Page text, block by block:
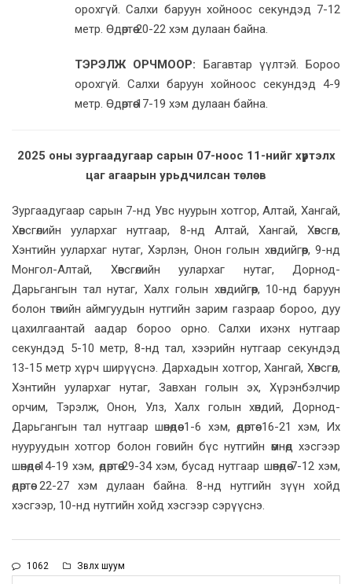
орохгүй. Салхи баруун хойноос секундэд 7-12
метр. Өдөртөө 20-22 хэм дулаан байна.
ТЭРЭЛЖ ОРЧМООР: Багавтар үүлтэй. Бороо
орохгүй. Салхи баруун хойноос секундэд 4-9
метр. Өдөртөө 17-19 хэм дулаан байна.
2025 оны зургаадугаар сарын 07-ноос 11-нийг хүртэлх
цаг агаарын урьдчилсан төлөв
Зургаадугаар сарын 7-нд Увс нуурын хотгор, Алтай, Хангай,
Хөвсгөлийн уулархаг нутгаар, 8-нд Алтай, Хангай, Хөвсгөл,
Хэнтийн уулархаг нутаг, Хэрлэн, Онон голын хөндийгөөр, 9-нд
Монгол-Алтай, Хөвсгөлийн уулархаг нутаг, Дорнод-
Дарьгангын тал нутаг, Халх голын хөндийгөөр, 10-нд баруун
болон төвийн аймгуудын нутгийн зарим газраар бороо, дуу
цахилгаантай аадар бороо орно. Салхи ихэнх нутгаар
секундэд 5-10 метр, 8-нд тал, хээрийн нутгаар секундэд
13-15 метр хүрч ширүүснэ. Дархадын хотгор, Хангай, Хөвсгөл,
Хэнтийн уулархаг нутаг, Завхан голын эх, Хүрэнбэлчир
орчим, Тэрэлж, Онон, Улз, Халх голын хөндий, Дорнод-
Дарьгангын тал нутгаар шөнөдөө 1-6 хэм, өдөртөө 16-21 хэм, Их
нууруудын хотгор болон говийн бүс нутгийн өмнөд хэсгээр
шөнөдөө 14-19 хэм, өдөртөө 29-34 хэм, бусад нутгаар шөнөдөө 7-12 хэм,
өдөртөө 22-27 хэм дулаан байна. 8-нд нутгийн зүүн хойд
хэсгээр, 10-нд нутгийн хойд хэсгээр сэрүүснэ.
1062 Зөвлөх шуум